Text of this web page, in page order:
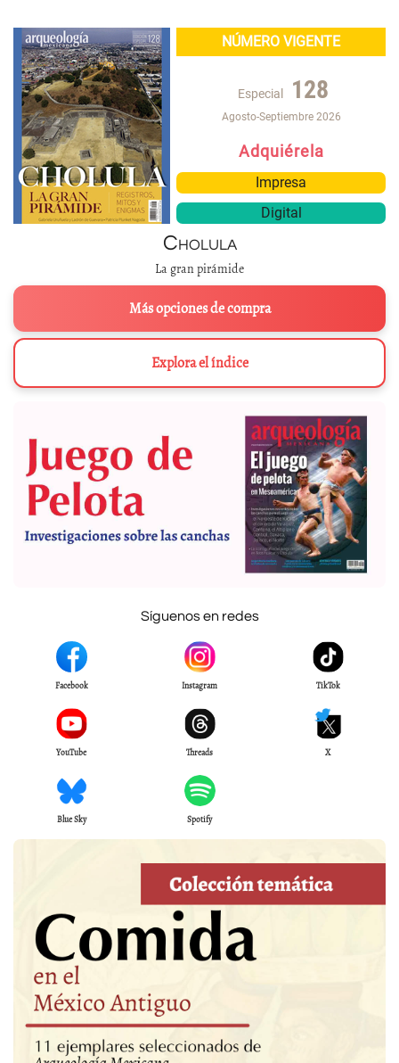
NÚMERO VIGENTE
Especial 128
Agosto-Septiembre 2026
Adquiérela
Impresa
Digital
Cholula
La gran pirámide
Más opciones de compra
Explora el índice
Síguenos en redes
Facebook Instagram TikTok
YouTube Threads X
Blue Sky Spotify